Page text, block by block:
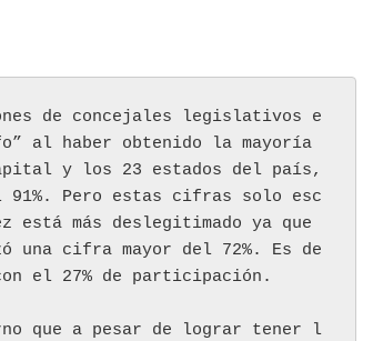
de concejales legislativos e
al haber obtenido la mayoría
y los 23 estados del país,
Pero estas cifras solo esc
está más deslegitimado ya que
una cifra mayor del 72%. Es de
el 27% de participación.
que a pesar de lograr tener l